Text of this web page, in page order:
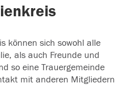
können sich sowohl alle
als auch Freunde und
so eine Trauergemeinde
mit anderen Mitgliedern